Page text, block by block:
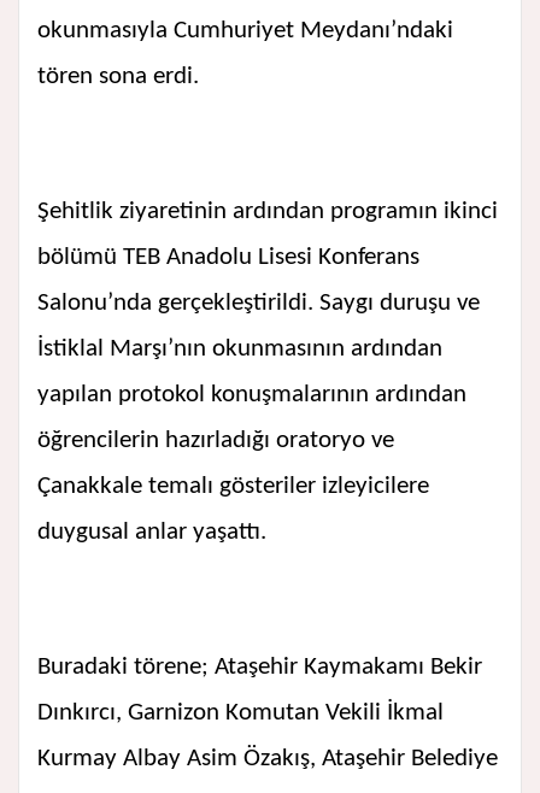
okunmasıyla Cumhuriyet Meydanı’ndaki
tören sona erdi.
Şehitlik ziyaretinin ardından programın ikinci
bölümü TEB Anadolu Lisesi Konferans
Salonu’nda gerçekleştirildi. Saygı duruşu ve
İstiklal Marşı’nın okunmasının ardından
yapılan protokol konuşmalarının ardından
öğrencilerin hazırladığı oratoryo ve
Çanakkale temalı gösteriler izleyicilere
duygusal anlar yaşattı.
Buradaki törene; Ataşehir Kaymakamı Bekir
Dınkırcı, Garnizon Komutan Vekili İkmal
Kurmay Albay Asim Özakış, Ataşehir Belediye